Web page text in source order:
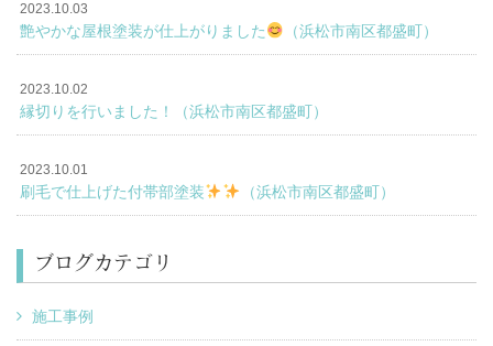
2023.10.03
艶やかな屋根塗装が仕上がりました （浜松市南区都盛町）
2023.10.02
縁切りを行いました！（浜松市南区都盛町）
2023.10.01
刷毛で仕上げた付帯部塗装 （浜松市南区都盛町）
ブログカテゴリ
施工事例